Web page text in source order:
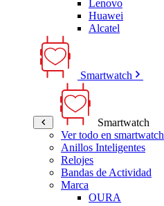
Lenovo
Huawei
Alcatel
Smartwatch
Smartwatch
Ver todo en smartwatch
Anillos Inteligentes
Relojes
Bandas de Actividad
Marca
OURA